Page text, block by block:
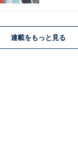
連載をもっと見る